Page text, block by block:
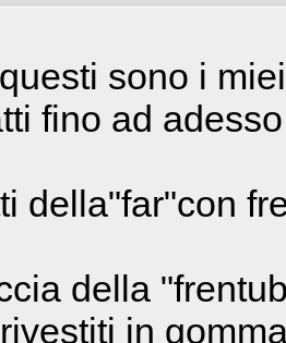
sono i miei
fino ad
della"far"con
della
in